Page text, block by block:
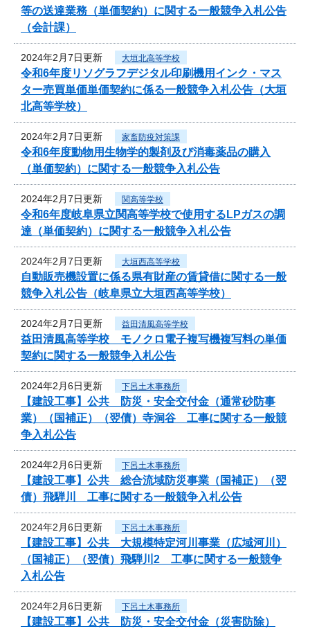
等の送達業務（単価契約）に関する一般競争入札公告
（会計課）
2024年2月7日更新 大垣北高等学校
令和6年度リソグラフデジタル印刷機用インク・マス
ター売買単価単価契約に係る一般競争入札公告（大垣
北高等学校）
2024年2月7日更新 家畜防疫対策課
令和6年度動物用生物学的製剤及び消毒薬品の購入
（単価契約）に関する一般競争入札公告
2024年2月7日更新 関高等学校
令和6年度岐阜県立関高等学校で使用するLPガスの調
達（単価契約）に関する一般競争入札公告
2024年2月7日更新 大垣西高等学校
自動販売機設置に係る県有財産の賃貸借に関する一般
競争入札公告（岐阜県立大垣西高等学校）
2024年2月7日更新 益田清風高等学校
益田清風高等学校 モノクロ電子複写機複写料の単価
契約に関する一般競争入札公告
2024年2月6日更新 下呂土木事務所
【建設工事】公共 防災・安全交付金（通常砂防事
業）（国補正）（翌債）寺洞谷 工事に関する一般競
争入札公告
2024年2月6日更新 下呂土木事務所
【建設工事】公共 総合流域防災事業（国補正）（翌
債）飛騨川 工事に関する一般競争入札公告
2024年2月6日更新 下呂土木事務所
【建設工事】公共 大規模特定河川事業（広域河川）
（国補正）（翌債）飛騨川2 工事に関する一般競争
入札公告
2024年2月6日更新 下呂土木事務所
【建設工事】公共 防災・安全交付金（災害防除）